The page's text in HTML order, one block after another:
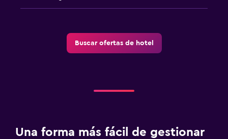
Buscar ofertas de hotel
Una forma más fácil de gestionar